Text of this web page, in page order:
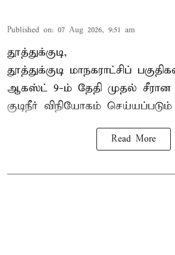
Published on: 07 Aug 2026, 9:51 am
தூத்துக்குடி,
தூத்துக்குடி மாநகராட்சிப்
ஆகஸ்ட் 9-ம் தேதி முதல் சீரான
குடிநீர் விநியோகம்
Read More